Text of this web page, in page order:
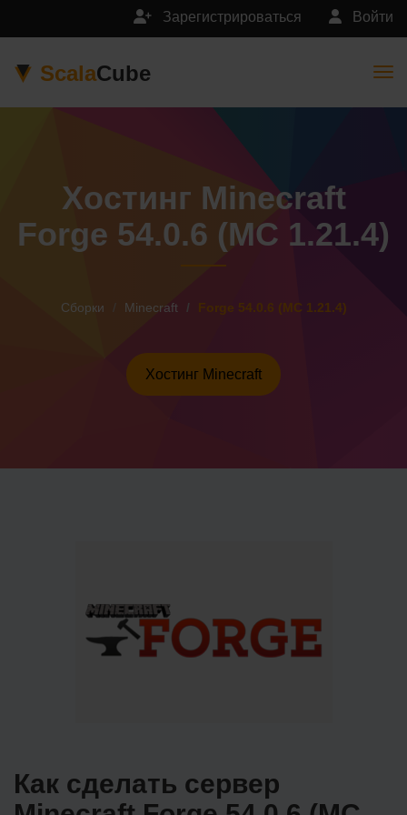
Войти
Зарегистрироваться
ScalaCube
Хостинг Minecraft
Forge 54.0.6 (MC 1.21.4)
Сборки Minecraft Forge 54.0.6 (MC 1.21.4)
Хостинг Minecraft
Как сделать сервер